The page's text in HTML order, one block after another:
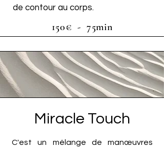
de contour au corps.
150€ - 75min
Miracle Touch
C'est un mélange de manœuvres